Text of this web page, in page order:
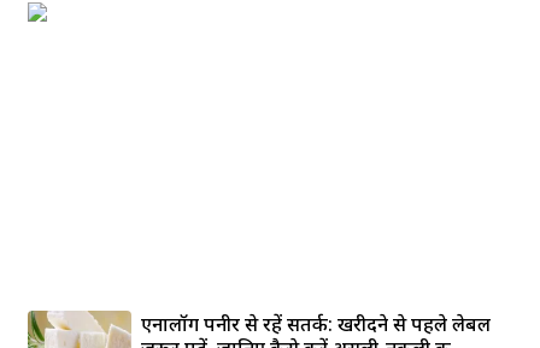
एनालॉग पनीर से रहें सतर्क: खरीदने से पहले लेबल